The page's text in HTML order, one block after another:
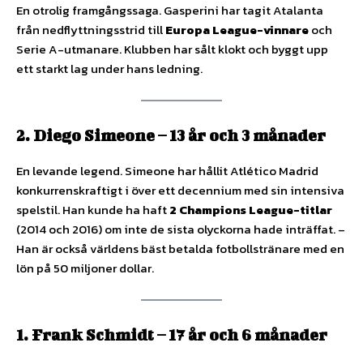
En otrolig framgångssaga. Gasperini har tagit Atalanta
från nedflyttningsstrid tillEuropa League-vinnareoch
Serie A-utmanare. Klubben har sålt klokt och byggt upp
ett starkt lag under hans ledning.
2. Diego Simeone – 13 år och 3 månader
En levande legend. Simeone har hållit Atlético Madrid
konkurrenskraftigt i över ett decennium med sin intensiva
spelstil. Han kunde ha haft2 Champions League-titlar
(2014 och 2016) om inte de sista olyckorna hade inträffat. –
Han är också världens bäst betalda fotbollstränare med en
lön på 50 miljoner dollar.
1. Frank Schmidt – 17 år och 6 månader